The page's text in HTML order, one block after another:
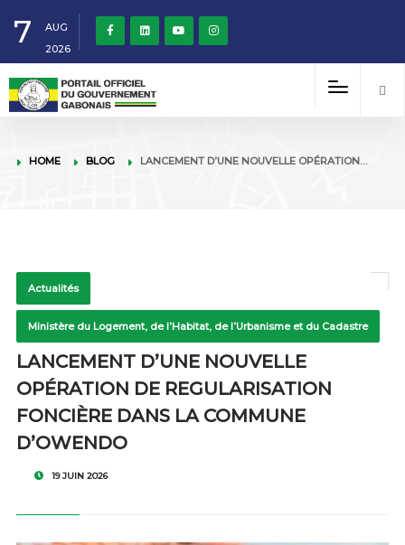
7
AUG
2026
HOME BLOG LANCEMENT D’UNE NOUVELLE OPÉRATION…
Actualités
Ministère du Logement, de l’Habitat, de l’Urbanisme et du Cadastre
LANCEMENT D’UNE NOUVELLE
OPÉRATION DE REGULARISATION
FONCIÈRE DANS LA COMMUNE
D’OWENDO
19 JUIN 2026